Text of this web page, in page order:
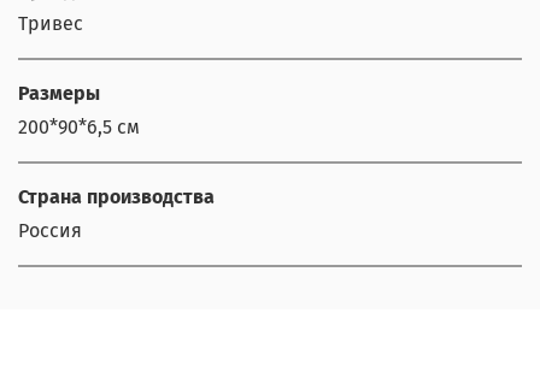
Тривес
Размеры
200*90*6,5 см
Страна производства
Россия